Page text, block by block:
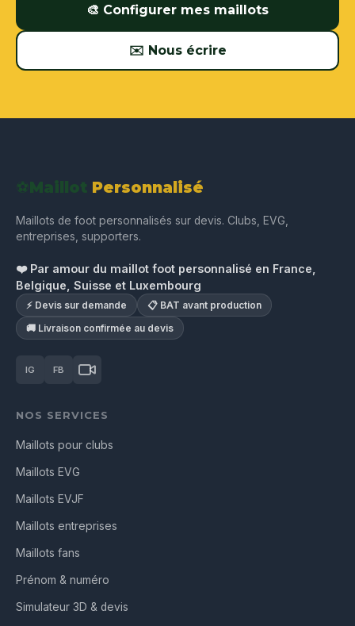
🎨 Configurer mes maillots
✉️ Nous écrire
⚽Maillot Personnalisé
Maillots de foot personnalisés sur devis. Clubs, EVG,
entreprises, supporters.
❤️ Par amour du maillot foot personnalisé en France,
Belgique, Suisse et Luxembourg
⚡ Devis sur demande
📋 BAT avant production
🚚 Livraison confirmée au devis
IG FB
NOS SERVICES
Maillots pour clubs
Maillots EVG
Maillots EVJF
Maillots entreprises
Maillots fans
Prénom & numéro
Simulateur 3D & devis